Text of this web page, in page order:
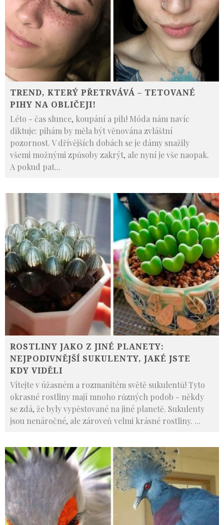
TREND, KTERÝ PŘETRVÁVÁ – TETOVANÉ
PIHY NA OBLIČEJI!
Léto - čas slunce, koupání a pih! Móda nám navíc
diktuje: pihám by měla být věnována zvláštní
pozornost. V dřívějších dobách se je dámy snažily
všemi možnými způsoby zakrýt, ale nyní je vše naopak.
A pokud pat...
ROSTLINY JAKO Z JINÉ PLANETY:
NEJPODIVNĚJŠÍ SUKULENTY, JAKÉ JSTE
KDY VIDĚLI
Vítejte v úžasném a rozmanitém světě sukulentů! Tyto
okrasné rostliny mají mnoho různých podob - někdy
se zdá, že byly vypěstované na jiné planetě. Sukulenty
jsou nenáročné, ale zároveň velmi krásné rostliny. ...